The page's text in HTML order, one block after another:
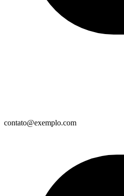
contato@exemplo.com